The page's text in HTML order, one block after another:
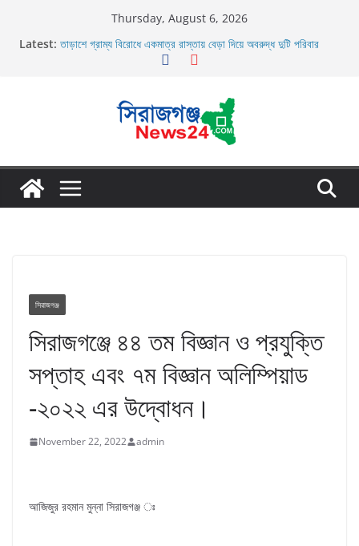
Thursday, August 6, 2026
Latest: তাড়াশে গ্রাম্য বিরোধে একমাত্র রাস্তায় বেড়া দিয়ে অবরুদ্ধ দুটি পরিবার
তাড়াশে বাসের চাপায় পথচারী নিহত
চলাচলের রাস্তায় ঈদগাহ মাঠের প্রাচীর তাড়াশে অবরুদ্ধ ৪০টি পরিবার
উল্লাপাড়ায় ১১০ পিচ চায়না দোয়ারী জাল আগুনে পুড়িয়ে ধংস
সিরাজগঞ্জ
সিরাজগঞ্জে ৪৪ তম বিজ্ঞান ও প্রযুক্তি
সপ্তাহ এবং ৭ম বিজ্ঞান অলিম্পিয়াড
-২০২২ এর উদ্বোধন।
November 22, 2022 admin
আজিজুর রহমান মুন্না সিরাজগঞ্জ ঃ